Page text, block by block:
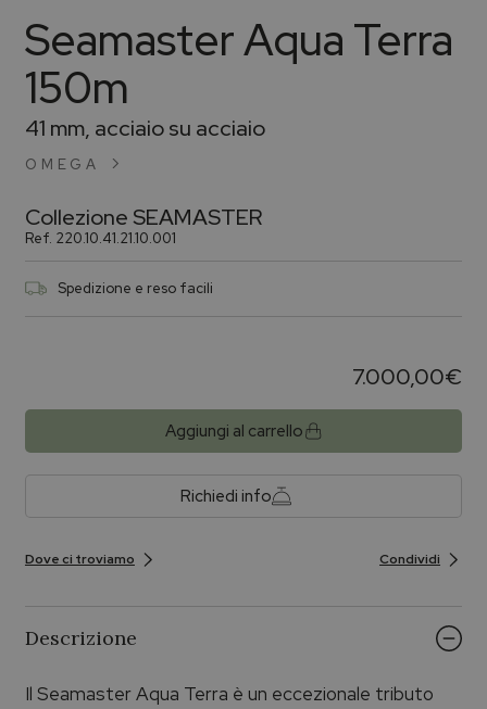
OMEGA
Seamaster Aqua Terra
150m
41 mm, acciaio su acciaio
CollezioneSEAMASTER
Ref. 220.10.41.21.10.001
Spedizione e reso facili
7.000,00€
Aggiungi al carrello
Richiedi info
Dove ci troviamo Condividi
Descrizione
Il Seamaster Aqua Terra è un eccezionale tributo